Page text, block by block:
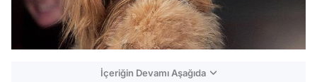
İçeriğin Devamı Aşağıda